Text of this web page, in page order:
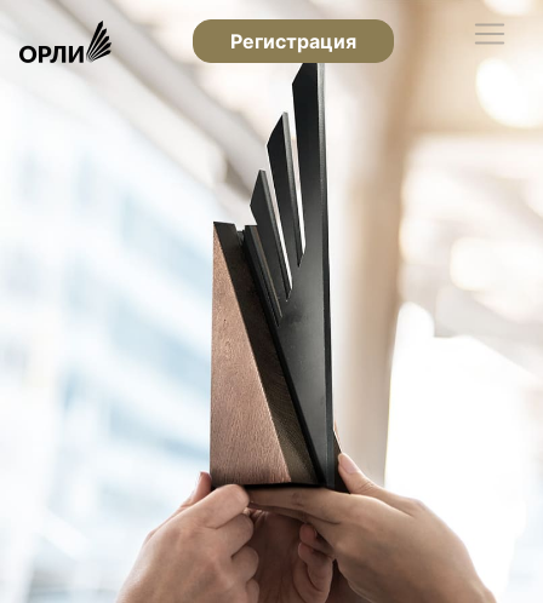
Регистрация